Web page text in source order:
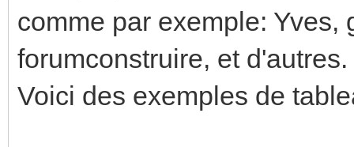
comme par exemple: Yves,
forumconstruire, et
Voici des exemples de